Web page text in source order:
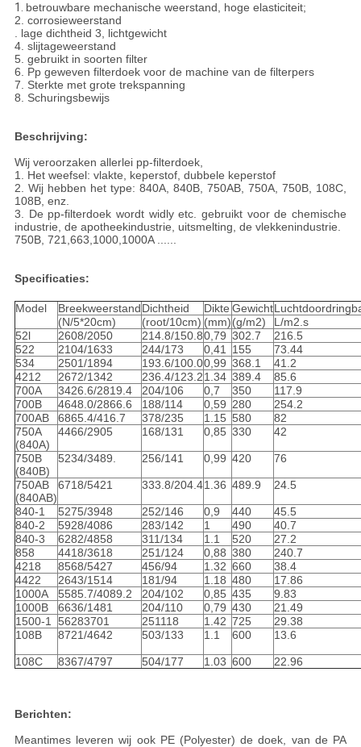
1. betrouwbare mechanische weerstand, hoge elasticiteit;
2. corrosieweerstand
. lage dichtheid 3, lichtgewicht
4. slijtageweerstand
5. gebruikt in soorten filter
6. Pp geweven filterdoek voor de machine van de filterpers
7. Sterkte met grote trekspanning
8. Schuringsbewijs
Beschrijving:
Wij veroorzaken allerlei pp-filterdoek,
1. Het weefsel: vlakte, keperstof, dubbele keperstof
2. Wij hebben het type: 840A, 840B, 750AB, 750A, 750B, 108C,
108B, enz.
3. De pp-filterdoek wordt widly etc. gebruikt voor de chemische
industrie, de apotheekindustrie, uitsmelting, de vlekkenindustrie.
750B, 721,663,1000,1000A ......
Specificaties:
Model BreekweerstandDichtheid Dikte Gewicht
(N/5*20cm)
(root/10cm) (mm)(g/m2)
L/m2.s
52l
2608/2050 214.8/150.80,79 302.7
216.5
522
2104/1633 244/173 0,41 155
73.44
534
2501/1894 193.6/100.00,99 368.1
41.2
4212
2672/1342 236.4/123.21.34 389.4
85.6
700A
3426.6/2819.4 204/106 0,7 350
117.9
700B
4648.0/2866.6 188/114 0,59 280
254.2
700AB
6865.4/416.7 378/235 1.15 580
82
750A
(840A)
4466/2905 168/131 0,85 330 42
750B
(840B)
5234/3489. 256/141 0,99 420 76
750AB
(840AB)
6718/5421 333.8/204.41.36 489.9 24.5
840-1 5275/3948 252/146 0,9 440
45.5
840-2
5928/4086 283/142 1 490
40.7
840-3
6282/4858 311/134 1.1 520
27.2
858
4418/3618 251/124 0,88 380
240.7
4218
8568/5427 456/94 1.32 660
38.4
4422
2643/1514 181/94 1.18 480
17.86
1000A
5585.7/4089.2 204/102 0,85 435
9.83
1000B
6636/1481 204/110 0,79 430
21.49
1500-1 56283701 251118 1.42 725
29.38
108B
8721/4642 503/133 1.1 600 13.6
108C 8367/4797 504/177 1.03 600 22.96
Berichten:
Meantimes leveren wij ook PE (Polyester) de doek, van de PA